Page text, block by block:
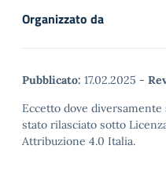
Organizzato da
Pubblicato: 17.02.2025 -
Eccetto dove
stato rilasciato sotto
Attribuzione 4.0 Italia.